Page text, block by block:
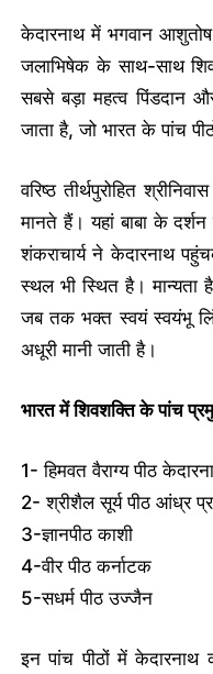
केदारनाथ में भगवान
जलाभिषेक के साथ-साथ
सबसे बड़ा महत्व पिंडदान
जाता है, जो भारत के पांच
वरिष्ठ तीर्थपुरोहित
मानते हैं। यहां बाबा के
शंकराचार्य ने केदारनाथ
स्थल भी स्थित है। मान्यता
जब तक भक्त स्वयं स्वयंभू
अधूरी मानी जाती है।
भारत में शिवशक्ति के पांच
1- हिमवत वैराग्य पीठ
2- श्रीशैल सूर्य पीठ आंध्र
3-ज्ञानपीठ काशी
4-वीर पीठ कर्नाटक
5-सधर्म पीठ उज्जैन
इन पांच पीठों में केदारनाथ